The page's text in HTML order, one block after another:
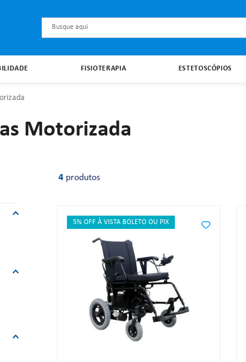
Busque aqui
FISIOTERAPIA ESTETOSCÓPIOS
Motorizada
4 produtos
5% OFF À VISTA BOLETO OU PIX